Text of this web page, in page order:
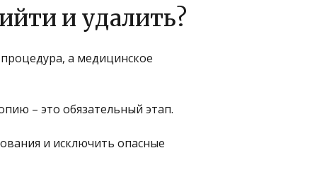
и удалить?
а медицинское
– это обязательный этап.
и исключить опасные